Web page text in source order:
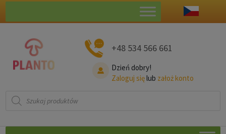
+48 534 566 661
Dzień dobry!
Zaloguj sięlub założ konto
Wyszukiwarka
produktów